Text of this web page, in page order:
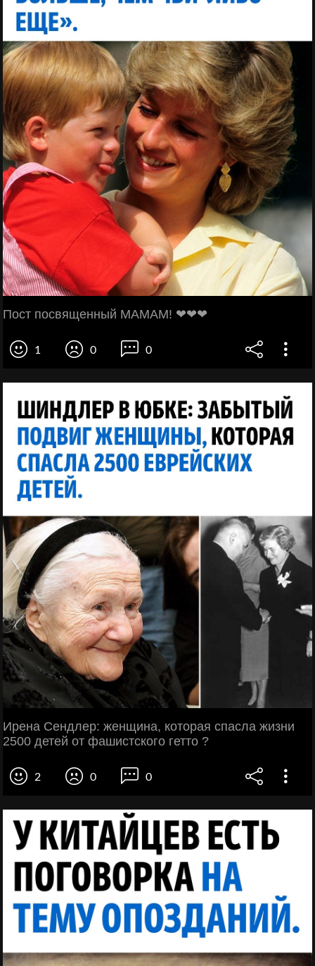
Пост посвященный МАМАМ! ❤❤❤
1 0 0
Ирена Сендлер: женщина, которая спасла жизни
2500 детей от фашистского гетто ?
2 0 0